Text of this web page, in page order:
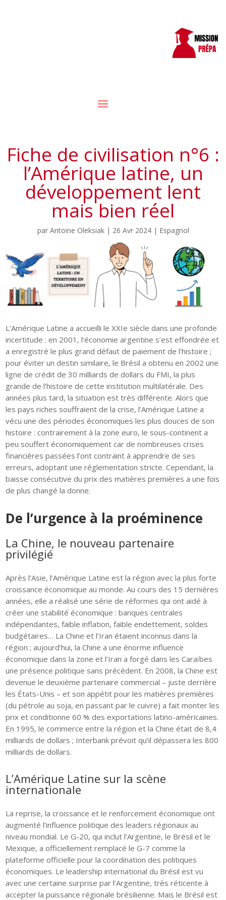
Fiche de civilisation n°6 :
l’Amérique latine, un
développement lent
mais bien réel
par Antoine Oleksiak| 26 Avr 2024| Espagnol
L’Amérique Latine a accueilli le XXIe siècle dans une profonde
incertitude : en 2001, l’économie argentine s’est effondrée et
a enregistré le plus grand défaut de paiement de l’histoire ;
pour éviter un destin similaire, le Brésil a obtenu en 2002 une
ligne de crédit de 30 milliards de dollars du FMI, la plus
grande de l’histoire de cette institution multilatérale. Des
années plus tard, la situation est très différente. Alors que
les pays riches souffraient de la crise, l’Amérique Latine a
vécu une des périodes économiques les plus douces de son
histoire : contrairement à la zone euro, le sous-continent a
peu souffert économiquement car de nombreuses crises
financières passées l’ont contraint à apprendre de ses
erreurs, adoptant une réglementation stricte. Cependant, la
baisse consécutive du prix des matières premières a une fois
de plus changé la donne.
De l’urgence à la proéminence
La Chine, le nouveau partenaire
privilégié
Après l’Asie, l’Amérique Latine est la région avec la plus forte
croissance économique au monde. Au cours des 15 dernières
années, elle a réalisé une série de réformes qui ont aidé à
créer une stabilité économique : banques centrales
indépendantes, faible inflation, faible endettement, soldes
budgétaires… La Chine et l’Iran étaient inconnus dans la
région ; aujourd’hui, la Chine a une énorme influence
économique dans la zone et l’Iran a forgé dans les Caraïbes
une présence politique sans précédent. En 2008, la Chine est
devenue le deuxième partenaire commercial – juste derrière
les États-Unis – et son appétit pour les matières premières
(du pétrole au soja, en passant par le cuivre) a fait monter les
prix et conditionne 60 % des exportations latino-américaines.
En 1995, le commerce entre la région et la Chine était de 8,4
milliards de dollars ; Interbank prévoit qu’il dépassera les 800
milliards de dollars.
L’Amérique Latine sur la scène
internationale
La reprise, la croissance et le renforcement économique ont
augmenté l’influence politique des leaders régionaux au
niveau mondial. Le G-20, qui inclut l’Argentine, le Brésil et le
Mexique, a officiellement remplacé le G-7 comme la
plateforme officielle pour la coordination des politiques
économiques. Le leadership international du Brésil est vu
avec une certaine surprise par l’Argentine, très réticente à
accepter la puissance régionale brésilienne. Mais le Brésil est